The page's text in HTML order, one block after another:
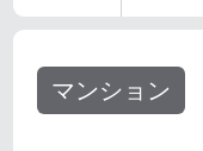
マンション